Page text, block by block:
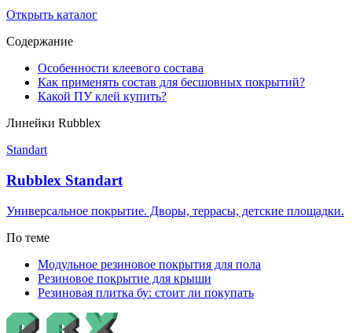
Открыть каталог
Содержание
Особенности клеевого состава
Как применять состав для бесшовных покрытий?
Какой ПУ клей купить?
Линейки Rubblex
Standart
Rubblex Standart
Универсальное покрытие. Дворы, террасы, детские площадки.
По теме
Модульное резиновое покрытия для пола
Резиновое покрытие для крыши
Резиновая плитка бу: стоит ли покупать